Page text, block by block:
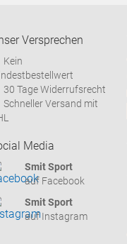
Versprechen
Kein
30 Tage Widerrufsrecht
Schneller Versand mit
Media
Smit Sport
auf Facebook
Smit Sport
auf Instagram